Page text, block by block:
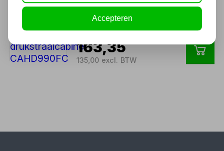
Filter cartrigde voor
drukstraalcabine
CAHD990FC
163,35
135,00 excl. BTW
Accepteren